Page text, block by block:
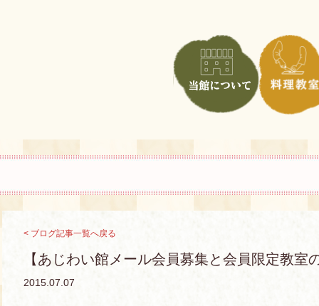
< ブログ記事一覧へ戻る
【あじわい館メール会員募集と会員限定教室
2015.07.07